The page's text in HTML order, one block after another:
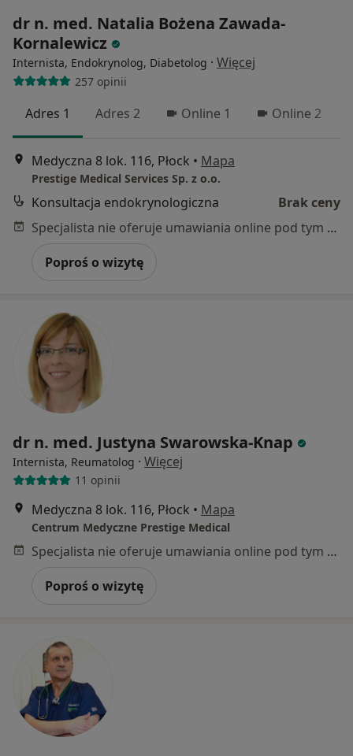
dr n. med. Natalia Bożena Zawada-
Kornalewicz
Internista, Endokrynolog, Diabetolog · Więcej
257 opinii
Adres 1 Adres 2 Online 1 Online 2
Medyczna 8 lok. 116, Płock • Mapa
Prestige Medical Services Sp. z o.o.
Konsultacja endokrynologiczna
Brak ceny
Specjalista nie oferuje umawiania online pod tym adresem.
Poproś o wizytę
dr n. med. Justyna Swarowska-Knap
Internista, Reumatolog · Więcej
11 opinii
Medyczna 8 lok. 116, Płock • Mapa
Centrum Medyczne Prestige Medical
Specjalista nie oferuje umawiania online pod tym adresem.
Poproś o wizytę